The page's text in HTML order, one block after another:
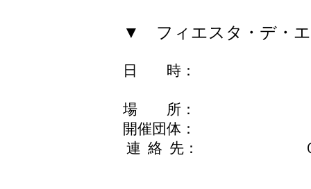
▼ フィエスタ・デ・エ
日 時： 11月28日
場 所： イベント
開催団体： フィエス
連 絡 先： ０５７